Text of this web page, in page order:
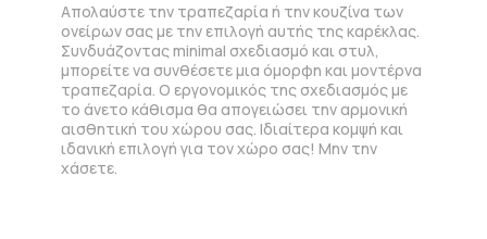
Απολαύστε την τραπεζαρία ή την κουζίνα των
ονείρων σας με την επιλογή αυτής της καρέκλας.
Συνδυάζοντας minimal σχεδιασμό και στυλ,
μπορείτε να συνθέσετε μια όμορφη και μοντέρνα
τραπεζαρία. Ο εργονομικός της σχεδιασμός με
το άνετο κάθισμα θα απογειώσει την αρμονική
αισθητική του χώρου σας. Ιδιαίτερα κομψή και
ιδανική επιλογή για τον χώρο σας! Μην την
χάσετε.